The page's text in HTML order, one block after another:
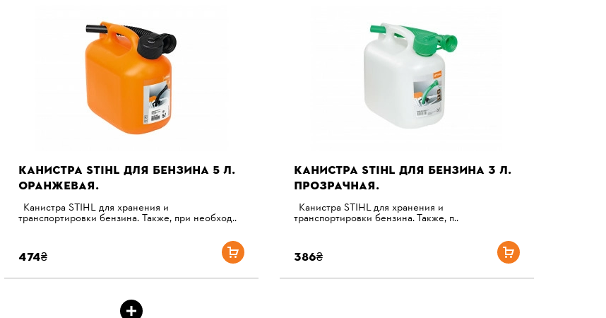
КАНИСТРА STIHL ДЛЯ БЕНЗИНА 5 Л.
ОРАНЖЕВАЯ.
Канистра STIHL для хранения и
транспортировки бензина. Также, при необход..
474₴
КАНИСТРА STIHL ДЛЯ БЕНЗИНА 3 Л.
ПРОЗРАЧНАЯ.
Канистра STIHL для хранения и
транспортировки бензина. Также, п..
386₴